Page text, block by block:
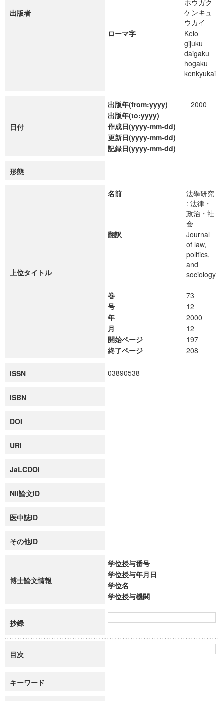
出版者
ホウガク
ケンキュ
ウカイ
ローマ字
Keio
gijuku
daigaku
hogaku
kenkyukai
日付
出版年(from:yyyy)
2000
出版年(to:yyyy)
作成日(yyyy-mm-dd)
更新日(yyyy-mm-dd)
記録日(yyyy-mm-dd)
形態
上位タイトル
名前
法學研究
: 法律・
政治・社
会
翻訳
Journal
of law,
politics,
and
sociology
巻
73
号
12
年
2000
月
12
開始ページ
197
終了ページ
208
ISSN 03890538
ISBN
DOI
URI
JaLCDOI
NII論文ID
医中誌ID
その他ID
博士論文情報
学位授与番号
学位授与年月日
学位名
学位授与機関
抄録
目次
キーワード